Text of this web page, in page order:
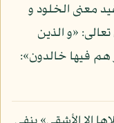
معنى الخلود و
«و الذين
هم فيها خالدون»: